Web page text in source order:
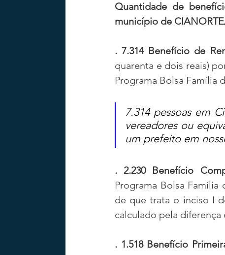
Quantidade de
município de
. 7.314 Benefício de
quarenta e dois reais)
Programa Bolsa Família
7.314 pessoas em
vereadores ou
um prefeito em
. 2.230 Benefício
Programa Bolsa
de que trata o inciso I
calculado pela diferença
. 1.518 Benefício